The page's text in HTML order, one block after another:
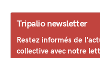
Tripalio newsletter
Restez informés de
collective avec notre